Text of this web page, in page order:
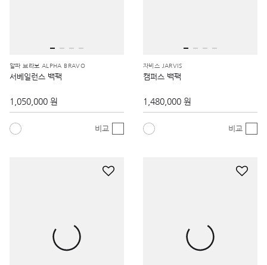
알파 브라보 ALPHA BRAVO
서베일런스 백팩
1,050,000 원
비교
자비스 JARVIS
캠퍼스 백팩
1,480,000 원
비교